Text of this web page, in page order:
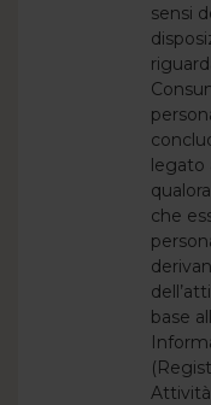
sensi
legato
che
base